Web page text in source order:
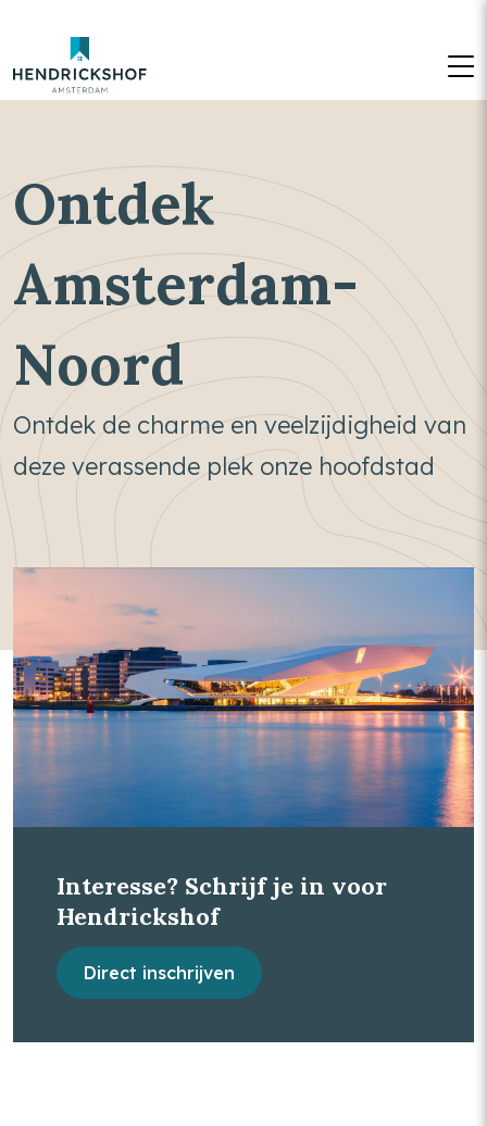
Ontdek
Amsterdam-
Noord
Ontdek de charme en veelzijdigheid van
deze verassende plek onze hoofdstad
Interesse? Schrijf je in voor
Hendrickshof
Direct inschrijven